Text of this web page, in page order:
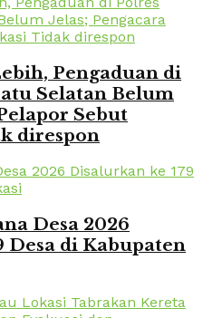
Pengaduan di
Selatan Belum
Sebut
direspon
Desa 2026
Desa di Kabupaten